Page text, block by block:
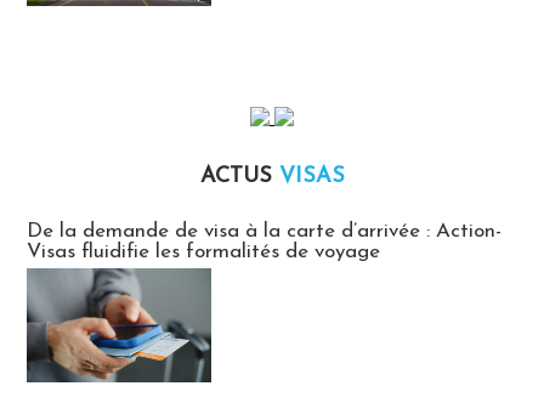
ACTUS VISAS
De la demande de visa à la carte d’arrivée : Action-
Visas fluidifie les formalités de voyage